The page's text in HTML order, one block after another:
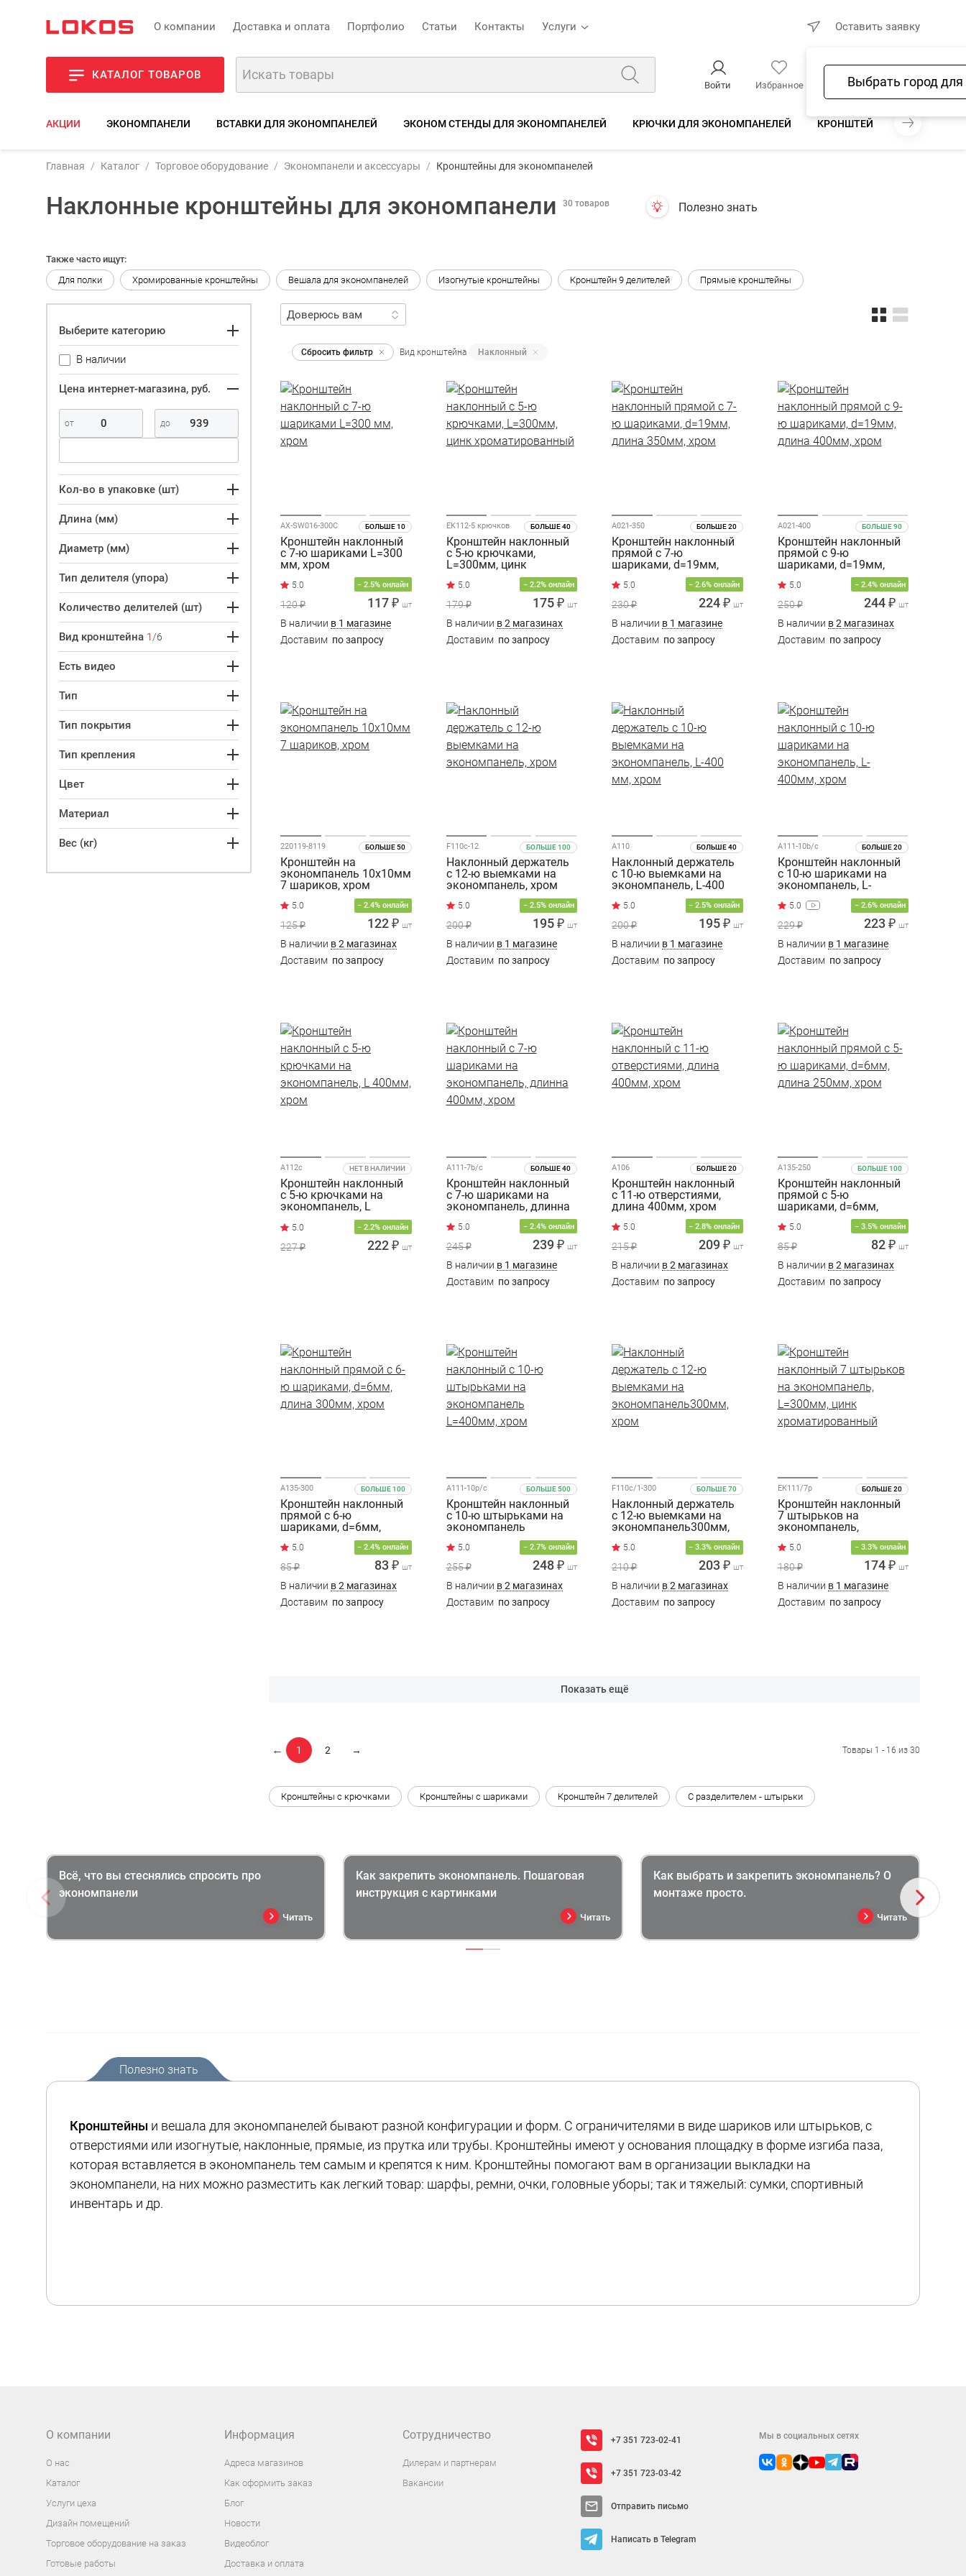
О компании Доставка и оплата Портфолио Статьи Контакты Услуги
Выбрать город
Оставить заявку
КАТАЛОГ ТОВАРОВ
Войти Избранное Сравнение Корзина
АКЦИИ ЭКОНОМПАНЕЛИ ВСТАВКИ ДЛЯ ЭКОНОМПАНЕЛЕЙ ЭКОНОМ СТЕНДЫ ДЛЯ ЭКОНОМПАНЕЛЕЙ КРЮЧКИ ДЛЯ ЭКОНОМПАНЕЛЕЙ КРОНШТЕЙНЫ ДЛЯ
Главная Каталог Торговое оборудование Экономпанели и аксессуары Кронштейны для экономпанелей
Наклонные кронштейны для экономпанели 30 товаров Полезно знать
Также часто ищут:
Для полки
Хромированные кронштейны Вешала для экономпанелей Изогнутые кронштейны Кронштейн 9 делителей Прямые кронштейны
Выберите категорию
В наличии
Цена интернет-магазина, руб.
Кол-во в упаковке (шт)
Длина (мм)
Диаметр (мм)
Тип делителя (упора)
Количество делителей (шт)
Вид кронштейна 1 /6
Есть видео
Тип
Тип покрытия
Тип крепления
Цвет
Материал
Вес (кг)
Сбросить фильтр Вид кронштейна Наклонный
БОЛЬШЕ 10
AX-SW016-300C
Кронштейн наклонный
с 7-ю шариками L=300
мм, хром
− 2.5% онлайн
120 ₽ 117 ₽ шт
В наличии в 1 магазине
Доставим по запросу
БОЛЬШЕ 40
EK112-5 крючков
Кронштейн наклонный
с 5-ю крючками,
L=300мм, цинк
хроматированный
− 2.2% онлайн
179 ₽ 175 ₽ шт
В наличии в 2 магазинах
Доставим по запросу
БОЛЬШЕ 20
A021-350
Кронштейн наклонный
прямой с 7-ю
шариками, d=19мм,
длина 350мм, хром
− 2.6% онлайн
230 ₽ 224 ₽ шт
В наличии в 1 магазине
Доставим по запросу
БОЛЬШЕ 90
A021-400
Кронштейн наклонный
прямой с 9-ю
шариками, d=19мм,
длина 400мм, хром
− 2.4% онлайн
250 ₽ 244 ₽ шт
В наличии в 2 магазинах
Доставим по запросу
БОЛЬШЕ 50
220119-8119
Кронштейн на
экономпанель 10х10мм
7 шариков, хром
− 2.4% онлайн
125 ₽ 122 ₽ шт
В наличии в 2 магазинах
Доставим по запросу
БОЛЬШЕ 100
F110с-12
Наклонный держатель
с 12-ю выемками на
экономпанель, хром
− 2.5% онлайн
200 ₽ 195 ₽ шт
В наличии в 1 магазине
Доставим по запросу
БОЛЬШЕ 40
A110
Наклонный держатель
с 10-ю выемками на
экономпанель, L-400
− 2.5% онлайн
200 ₽ 195 ₽ шт
В наличии в 1 магазине
Доставим по запросу
БОЛЬШЕ 20
A111-10b/c
Кронштейн наклонный
с 10-ю шариками на
экономпанель, L-
− 2.6% онлайн
229 ₽ 223 ₽ шт
В наличии в 1 магазине
Доставим по запросу
НЕТ В НАЛИЧИИ
A112c
Кронштейн наклонный
с 5-ю крючками на
экономпанель, L
− 2.2% онлайн
227 ₽ 222 ₽ шт
БОЛЬШЕ 40
A111-7b/c
Кронштейн наклонный
с 7-ю шариками на
экономпанель, длинна
− 2.4% онлайн
245 ₽ 239 ₽ шт
В наличии в 1 магазине
Доставим по запросу
БОЛЬШЕ 20
A106
Кронштейн наклонный
с 11-ю отверстиями,
длина 400мм, хром
− 2.8% онлайн
215 ₽ 209 ₽ шт
В наличии в 2 магазинах
Доставим по запросу
БОЛЬШЕ 100
A135-250
Кронштейн наклонный
прямой с 5-ю
шариками, d=6мм,
длина 250мм, хром
− 3.5% онлайн
85 ₽ 82 ₽ шт
В наличии в 2 магазинах
Доставим по запросу
БОЛЬШЕ 100
A135-300
Кронштейн наклонный
прямой с 6-ю
шариками, d=6мм,
длина 300мм, хром
− 2.4% онлайн
85 ₽ 83 ₽ шт
В наличии в 2 магазинах
Доставим по запросу
БОЛЬШЕ 500
A111-10p/c
Кронштейн наклонный
с 10-ю штырьками на
экономпанель
L=400мм, хром
− 2.7% онлайн
255 ₽ 248 ₽ шт
В наличии в 2 магазинах
Доставим по запросу
БОЛЬШЕ 70
F110c/1-300
Наклонный держатель
с 12-ю выемками на
экономпанель300мм,
− 3.3% онлайн
210 ₽ 203 ₽ шт
В наличии в 2 магазинах
Доставим по запросу
БОЛЬШЕ 20
EK111/7р
Кронштейн наклонный
7 штырьков на
экономпанель,
L=300мм, цинк
хроматированный− 3.3% онлайн
180 ₽ 174 ₽ шт
В наличии в 1 магазине
Доставим по запросу
Показать ещё
Товары 1 - 16 из 30
← 1 2 →
Кронштейны с крючками Кронштейны с шариками Кронштейн 7 делителей С разделителем - штырьки
Всё, что вы стеснялись спросить про
экономпанели
Читать
Как закрепить экономпанель. Пошаговая
инструкция с картинками
Читать
Как выбрать и закрепить экономпанель? О
монтаже просто.
Читать
Полезно знать
Кронштейны и вешала для экономпанелей бывают разной конфигурации и форм. С ограничителями в виде шариков или штырьков, с
отверстиями или изогнутые, наклонные, прямые, из прутка или трубы. Кронштейны имеют у основания площадку в форме изгиба паза,
которая вставляется в экономпанель тем самым и крепятся к ним. Кронштейны помогают вам в организации выкладки на
экономпанели, на них можно разместить как легкий товар: шарфы, ремни, очки, головные уборы; так и тяжелый: сумки, спортивный
инвентарь и др.
О компании
О нас
Каталог
Услуги цеха
Дизайн помещений
Торговое оборудование на заказ
Готовые работы
Информация
Адреса магазинов
Как оформить заказ
Блог
Новости
Видеоблог
Доставка и оплата
Сотрудничество
Дилерам и партнерам
Вакансии
+7 351 723-02-41
+7 351 723-03-42
Отправить письмо
Написать в Telegram
Мы в социальных сетях